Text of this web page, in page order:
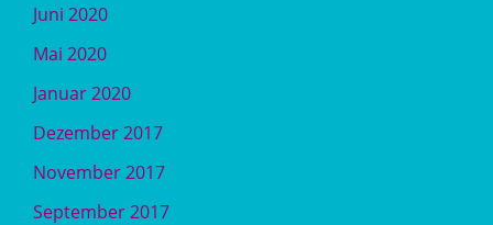
Juni 2020
Mai 2020
Januar 2020
Dezember 2017
November 2017
September 2017